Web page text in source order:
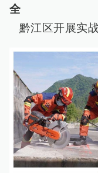
全
黔江区开展实